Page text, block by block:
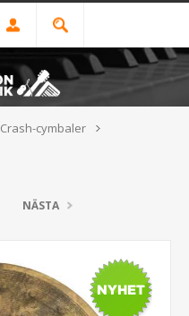
Crash-cymbaler
NÄSTA